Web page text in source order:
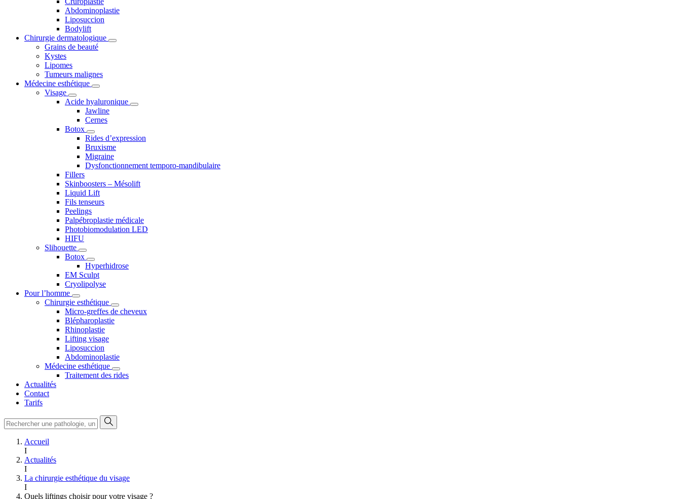
Abdominoplastie
Liposuccion
Bodylift
Chirurgie dermatologique
Grains de beauté
Kystes
Lipomes
Tumeurs malignes
Médecine esthétique
Visage
Acide hyaluronique
Jawline
Cernes
Botox
Rides d’expression
Bruxisme
Migraine
Dysfonctionnement temporo-mandibulaire
Fillers
Skinboosters – Mésolift
Liquid Lift
Fils tenseurs
Peelings
Palpébroplastie médicale
Photobiomodulation LED
HIFU
Slihouette
Botox
Hyperhidrose
EM Sculpt
Cryolipolyse
Pour l’homme
Chirurgie esthétique
Micro-greffes de cheveux
Blépharoplastie
Rhinoplastie
Lifting visage
Liposuccion
Abdominoplastie
Médecine esthétique
Traitement des rides
Actualités
Contact
Tarifs
Accueil
I
Actualités
I
La chirurgie esthétique du visage
I
Quels liftings choisir pour votre visage ?